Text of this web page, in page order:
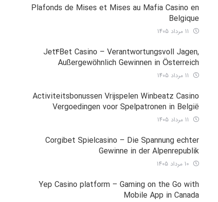
Plafonds de Mises et Mises au Mafia Casino en
Belgique
Jet4Bet Casino – Verantwortungsvoll Jagen,
Außergewöhnlich Gewinnen in Österreich
Activiteitsbonussen Vrijspelen Winbeatz Casino
Vergoedingen voor Spelpatronen in België
Corgibet Spielcasino – Die Spannung echter
Gewinne in der Alpenrepublik
Yep Casino platform – Gaming on the Go with
Mobile App in Canada